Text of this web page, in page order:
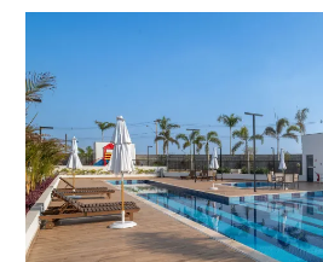
o
uso
da
piscina
em
um